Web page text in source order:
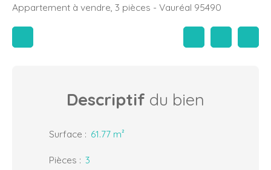
Appartement à vendre, 3 pièces - Vauréal 95490
Descriptif du bien
Surface : 61.77 m²
Pièces : 3